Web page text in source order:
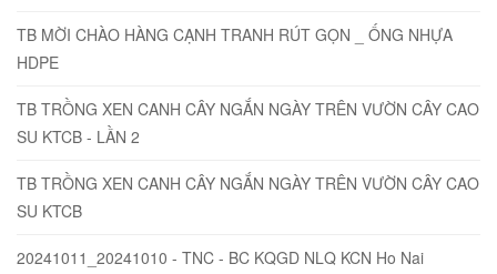
TB MỜI CHÀO HÀNG CẠNH TRANH RÚT GỌN _ ỐNG NHỰA
HDPE
TB TRỒNG XEN CANH CÂY NGẮN NGÀY TRÊN VƯỜN CÂY CAO
SU KTCB - LẦN 2
TB TRỒNG XEN CANH CÂY NGẮN NGÀY TRÊN VƯỜN CÂY CAO
SU KTCB
20241011_20241010 - TNC - BC KQGD NLQ KCN Ho Nai